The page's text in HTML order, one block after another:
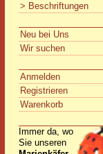
> Beschriftungen
Neu bei Uns
Wir suchen
Anmelden
Registrieren
Warenkorb
Immer da, wo
Sie unseren